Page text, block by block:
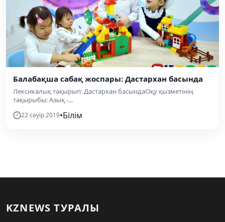
Балабақша сабақ жоспары: Дастархан басында
Лексикалық тақырып: Дастархан басындаОқу қызметінің
тақырыбы: Азық -...
22 сәуір 2019•Білім
KZNEWS ТУРАЛЫ